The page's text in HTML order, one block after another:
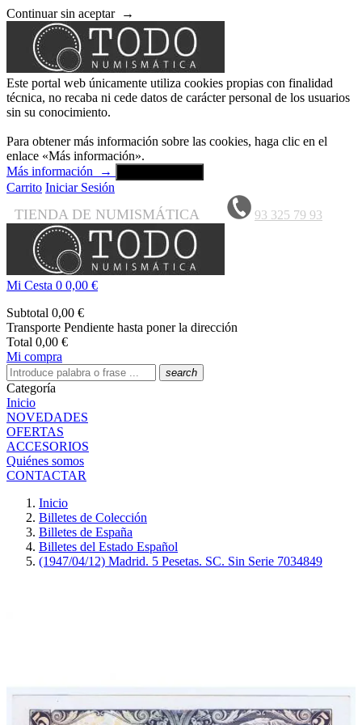
Continuar sin aceptar →
Este portal web únicamente utiliza cookies propias con finalidad
técnica, no recaba ni cede datos de carácter personal de los usuarios
sin su conocimiento.
Para obtener más información sobre las cookies, haga clic en el
enlace «Más información».
Más información
→
Carrito Iniciar Sesión
TIENDA DE NUMISMÁTICA 93 325 79 93
Mi Cesta 0 0,00 €
Subtotal 0,00 €
Transporte Pendiente hasta poner la dirección
Total 0,00 €
Mi compra
search
Categoría
Inicio
NOVEDADES
OFERTAS
ACCESORIOS
Quiénes somos
CONTACTAR
Inicio
Billetes de Colección
Billetes de España
Billetes del Estado Español
(1947/04/12) Madrid. 5 Pesetas. SC. Sin Serie 7034849